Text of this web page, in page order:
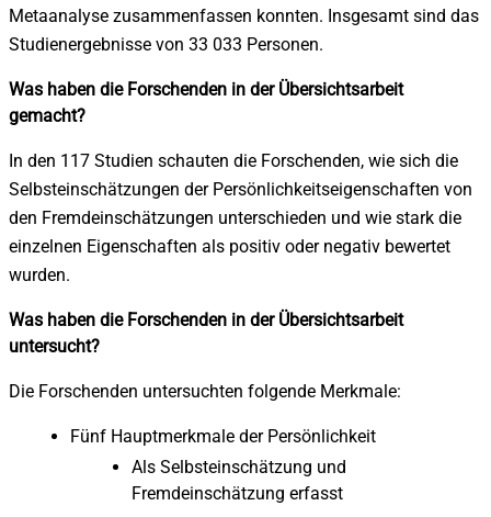
Metaanalyse zusammenfassen konnten. Insgesamt sind das
Studienergebnisse von 33 033 Personen.
Was haben die Forschenden in der Übersichtsarbeit
gemacht?
In den 117 Studien schauten die Forschenden, wie sich die
Selbsteinschätzungen der Persönlichkeitseigenschaften von
den Fremdeinschätzungen unterschieden und wie stark die
einzelnen Eigenschaften als positiv oder negativ bewertet
wurden.
Was haben die Forschenden in der Übersichtsarbeit
untersucht?
Die Forschenden untersuchten folgende Merkmale:
Fünf Hauptmerkmale der Persönlichkeit
Als Selbsteinschätzung und
Fremdeinschätzung erfasst